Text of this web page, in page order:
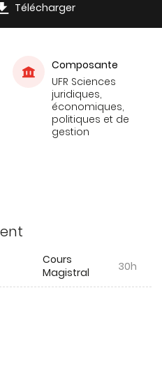
Télécharger
Composante
UFR Sciences
juridiques,
économiques,
politiques et de
gestion
Cours
Magistral
30h